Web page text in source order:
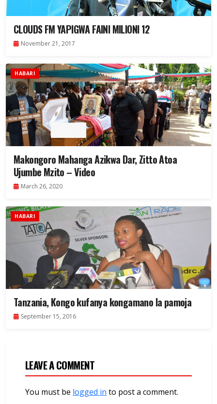
CLOUDS FM YAPIGWA FAINI MILIONI 12
November 21, 2017
HABARI
Makongoro Mahanga Azikwa Dar, Zitto Atoa
Ujumbe Mzito – Video
March 26, 2020
HABARI
Tanzania, Kongo kufanya kongamano la pamoja
September 15, 2016
LEAVE A COMMENT
You must be logged in to post a comment.